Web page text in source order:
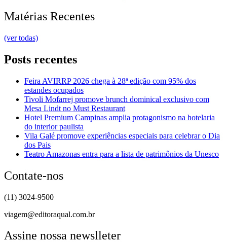
Matérias Recentes
(ver todas)
Posts recentes
Feira AVIRRP 2026 chega à 28ª edição com 95% dos
estandes ocupados
Tivoli Mofarrej promove brunch dominical exclusivo com
Mesa Lindt no Must Restaurant
Hotel Premium Campinas amplia protagonismo na hotelaria
do interior paulista
Vila Galé promove experiências especiais para celebrar o Dia
dos Pais
Teatro Amazonas entra para a lista de patrimônios da Unesco
Contate-nos
(11) 3024-9500
viagem@editoraqual.com.br
Assine nossa newslleter